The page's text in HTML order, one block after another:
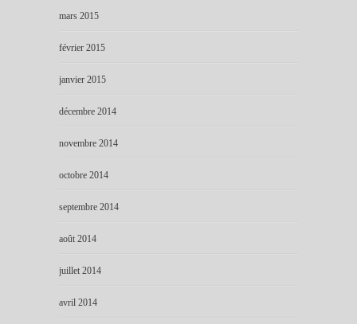
mars 2015
février 2015
janvier 2015
décembre 2014
novembre 2014
octobre 2014
septembre 2014
août 2014
juillet 2014
avril 2014